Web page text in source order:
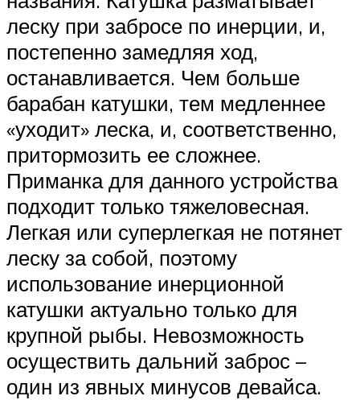
леску при забросе по инерции, и,
постепенно замедляя ход,
останавливается. Чем больше
барабан катушки, тем медленнее
«уходит» леска, и, соответственно,
притормозить ее сложнее.
Приманка для данного устройства
подходит только тяжеловесная.
Легкая или суперлегкая не потянет
леску за собой, поэтому
использование инерционной
катушки актуально только для
крупной рыбы. Невозможность
осуществить дальний заброс –
один из явных минусов девайса.